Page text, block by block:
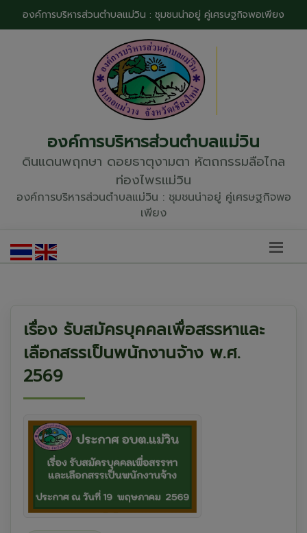
องค์การบริหารส่วนตำบลแม่วิน : ชุมชนน่าอยู่ คู่เศรษฐกิจพอเพียง
องค์การบริหารส่วนตำบลแม่วิน
ดินแดนพฤกษา ดอยธาตุงามตา หัตถกรรมลือไกล
ท่องไพรแม่วิน
องค์การบริหารส่วนตำบลแม่วิน : ชุมชนน่าอยู่ คู่เศรษฐกิจพอ
เพียง
เรื่อง รับสมัครบุคคลเพื่อสรรหาและ
เลือกสรรเป็นพนักงานจ้าง พ.ศ.
2569